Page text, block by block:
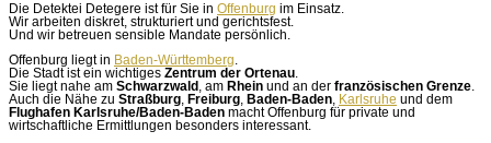
Die Detektei Detegere ist für Sie in Offenburg im Einsatz.
Wir arbeiten diskret, strukturiert und gerichtsfest.
Und wir betreuen sensible Mandate persönlich.
Offenburg liegt in Baden-Württemberg
Die Stadt ist ein wichtiges Zentrum der Ortenau
Sie liegt nahe am Schwarzwald , am Rhein und an der französischen Grenze
Auch die Nähe zu Straßburg Freiburg Baden-Baden Karlsruhe und dem
Flughafen Karlsruhe/Baden-Baden macht Offenburg für private und
wirtschaftliche Ermittlungen besonders interessant.